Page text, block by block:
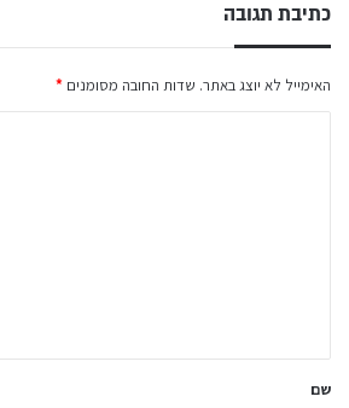
כתיבת תגובה
האימייל לא יוצג באתר. שדות החובה מסומנים *
ל
שם